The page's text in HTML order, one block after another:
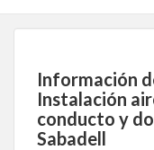
Información
Instalación
conducto y
Sabadell